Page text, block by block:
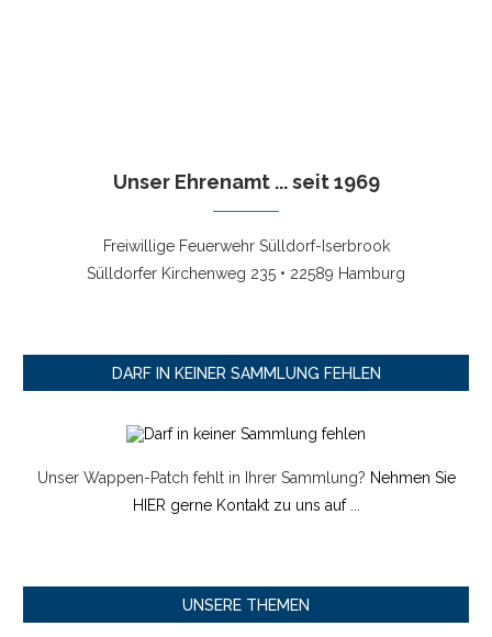
Unser Ehrenamt ... seit 1969
Freiwillige Feuerwehr Sülldorf-Iserbrook
Sülldorfer Kirchenweg 235 • 22589 Hamburg
DARF IN KEINER SAMMLUNG FEHLEN
Unser Wappen-Patch fehlt in Ihrer Sammlung? Nehmen Sie
HIER gerne Kontakt zu uns auf ...
UNSERE THEMEN